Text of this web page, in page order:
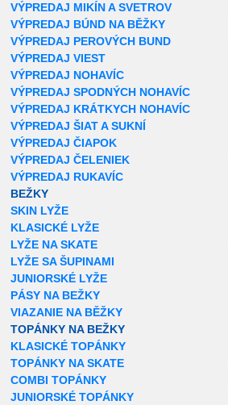
VÝPREDAJ MIKÍN A SVETROV
VÝPREDAJ BÚND NA BĚŽKY
VÝPREDAJ PEROVÝCH BUND
VÝPREDAJ VIEST
VÝPREDAJ NOHAVÍC
VÝPREDAJ SPODNÝCH NOHAVÍC
VÝPREDAJ KRÁTKYCH NOHAVÍC
VÝPREDAJ ŠIAT A SUKNÍ
VÝPREDAJ ČIAPOK
VÝPREDAJ ČELENIEK
VÝPREDAJ RUKAVÍC
BEŽKY
SKIN LYŽE
KLASICKÉ LYŽE
LYŽE NA SKATE
LYŽE SA ŠUPINAMI
JUNIORSKÉ LYŽE
PÁSY NA BEŽKY
VIAZANIE NA BĚŽKY
TOPÁNKY NA BEŽKY
KLASICKÉ TOPÁNKY
TOPÁNKY NA SKATE
COMBI TOPÁNKY
JUNIORSKÉ TOPÁNKY